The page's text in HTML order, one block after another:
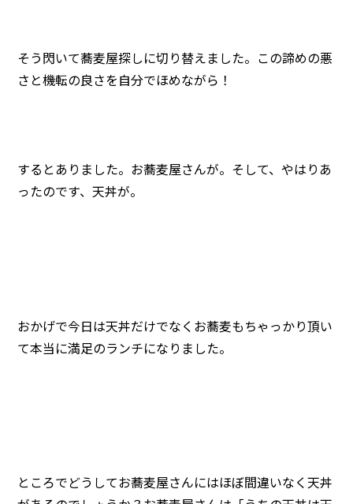
そう閃いて蕎麦屋探しに切り替えました。この諦めの悪
さと機転の良さを自分でほめながら！
するとありました。お蕎麦屋さんが。そして、やはりあ
ったのです、天丼が。
おかげで今日は天丼だけでなくお蕎麦もちゃっかり頂い
て本当に満足のランチになりました。
ところでどうしてお蕎麦屋さんにはほぼ間違いなく天丼